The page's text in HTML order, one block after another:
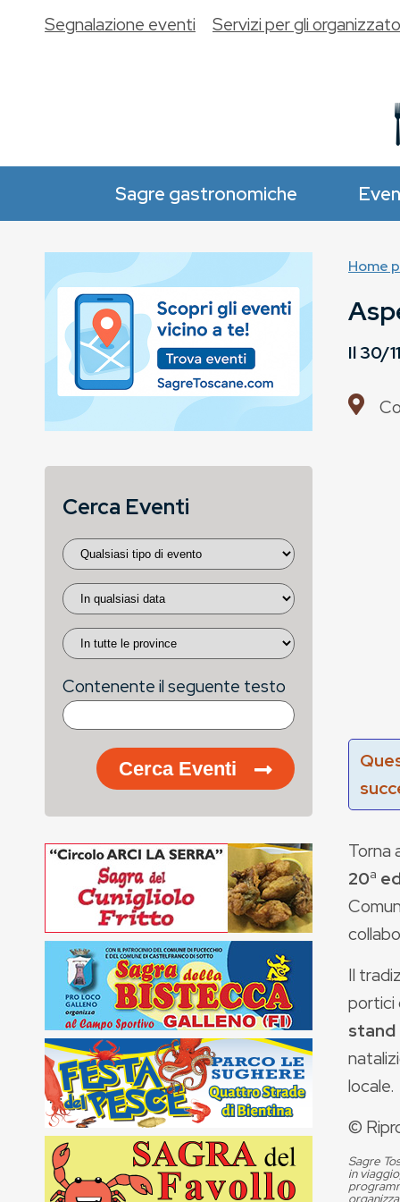
Sagre gastronomiche
Segnalazione eventi Servizi per gli
Home
Il30/
Torna
20ª
Il
portici
locale.
©
Sagre
in
Cerca Eventi
Contenente il seguente testo
Cerca Eventi